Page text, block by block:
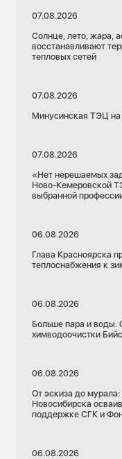
07.08.2026
Солнце, лето, жара,
восстанавливают
тепловых сетей
07.08.2026
Минусинская ТЭЦ на
07.08.2026
«Нет нерешаемых
Ново-Кемеровской
выбранной
06.08.2026
Глава Красноярска
теплоснабжения к
06.08.2026
Больше пара и воды.
химводоочистки
06.08.2026
От эскиза до
Новосибирска
поддержке СГК и
06.08.2026